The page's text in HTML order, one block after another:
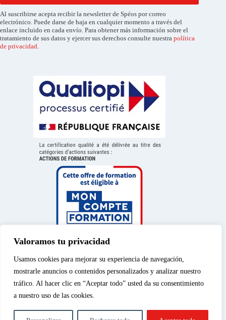
Valoramos tu privacidad
Usamos cookies para mejorar su experiencia de navegación,
mostrarle anuncios o contenidos personalizados y analizar nuestro
tráfico. Al hacer clic en “Aceptar todo” usted da su consentimiento
a nuestro uso de las cookies.
Al suscribirse acepta recibir la newsletter de Spéos por correo
electrónico. Puede darse de baja en cualquier momento a través del
enlace incluido en cada envío. Para obtener más información sobre el
tratamiento de sus datos y ejercer sus derechos consulte nuestra política
de privacidad.
Aviso legal|Política de
© 2026 – Spéos, curso